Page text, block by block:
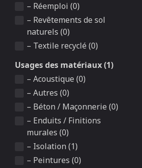
– Réemploi (0)
– Revêtements de sol
naturels (0)
– Textile recyclé (0)
Usages des matériaux (1)
– Acoustique (0)
– Autres (0)
– Béton / Maçonnerie (0)
– Enduits / Finitions
murales (0)
– Isolation (1)
– Peintures (0)